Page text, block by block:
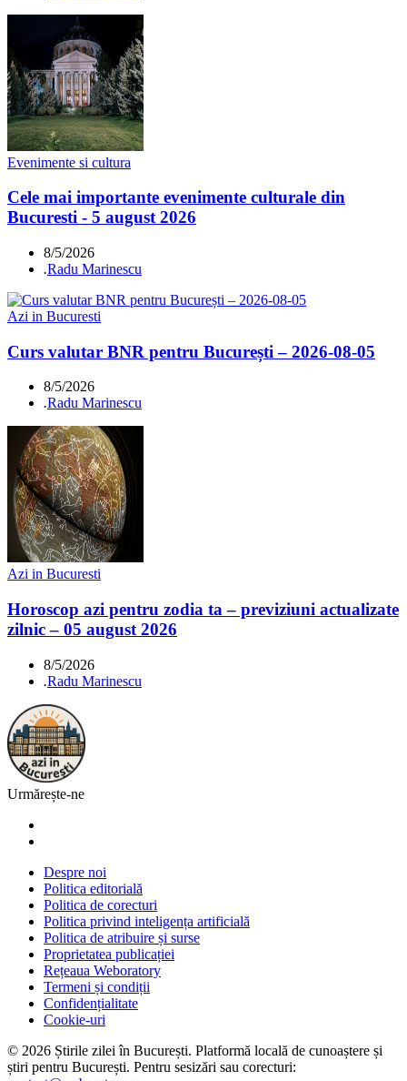
Evenimente si cultura
Cele mai importante evenimente culturale din
Bucuresti - 5 august 2026
8/5/2026
.Radu Marinescu
Azi in Bucuresti
Curs valutar BNR pentru București – 2026-08-05
8/5/2026
.Radu Marinescu
Azi in Bucuresti
Horoscop azi pentru zodia ta – previziuni actualizate
zilnic – 05 august 2026
8/5/2026
.Radu Marinescu
Urmărește-ne
Despre noi
Politica editorială
Politica de corecturi
Politica privind inteligența artificială
Politica de atribuire și surse
Proprietatea publicației
Rețeaua Weboratory
Termeni și condiții
Confidențialitate
Cookie-uri
© 2026 Știrile zilei în București. Platformă locală de cunoaștere și
știri pentru București. Pentru sesizări sau corecturi: